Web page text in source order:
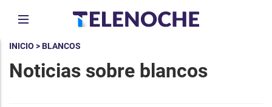
INICIO > BLANCOS
Noticias sobre blancos